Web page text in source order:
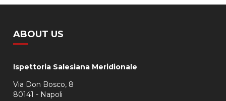
ABOUT US
Ispettoria Salesiana Meridionale
Via Don Bosco, 8
80141 - Napoli